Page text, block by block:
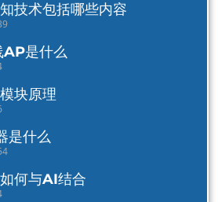
技术包括哪些内容
是什么
块原理
是什么
何与AI结合